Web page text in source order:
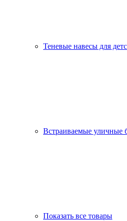
Теневые навесы для
Встраиваемые уличные
Показать все товары